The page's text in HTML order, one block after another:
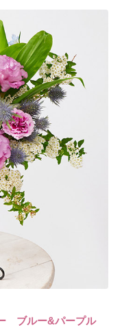
ー ブルー&パープル